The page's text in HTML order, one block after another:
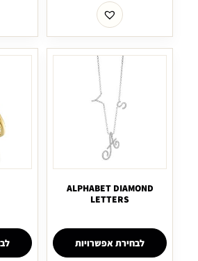
ALPHABET DIAMOND
LETTERS
לבחירת אפשרויות